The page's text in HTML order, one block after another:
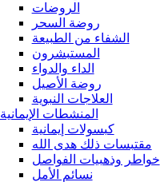
الروضات
روضة السحر
الشفاء من الطبيعة
المستبشرون
الداء والدواء
روضة الأصيل
العلاجات النبوية
المنشطات الإيمانية
كبسولات إيمانية
مقتبسات ذلك هدى الله
خواطر وذهبيات الفواصل
نسائم الأمل